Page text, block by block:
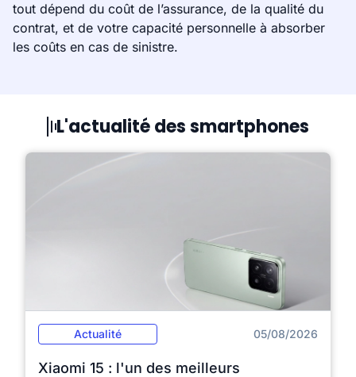
tout dépend du coût de l’assurance, de la qualité du
contrat, et de votre capacité personnelle à absorber
les coûts en cas de sinistre.
L'actualité des smartphones
Actualité 05/08/2026
Xiaomi 15 : l'un des meilleurs